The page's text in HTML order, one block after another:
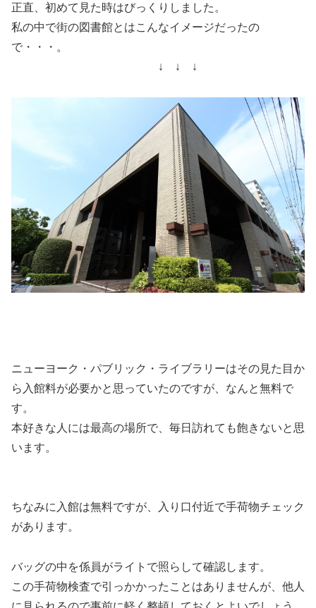
正直、初めて見た時はびっくりしました。
私の中で街の図書館とはこんなイメージだったの
で・・・。
↓ ↓ ↓
ニューヨーク・パブリック・ライブラリーはその見た目か
ら入館料が必要かと思っていたのですが、なんと無料で
す。
本好きな人には最高の場所で、毎日訪れても飽きないと思
います。
ちなみに 入館は無料ですが、入り口付近で手荷物チェック
があります。
バッグの中を係員がライトで照らして確認します。
この手荷物検査で引っかかったことはありませんが、他人